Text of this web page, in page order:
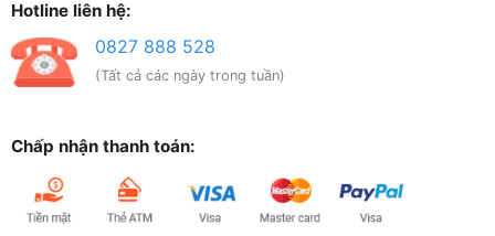
Hotline liên hệ:
0827 888 528
(Tất cả các ngày trong tuần)
Chấp nhận thanh toán: